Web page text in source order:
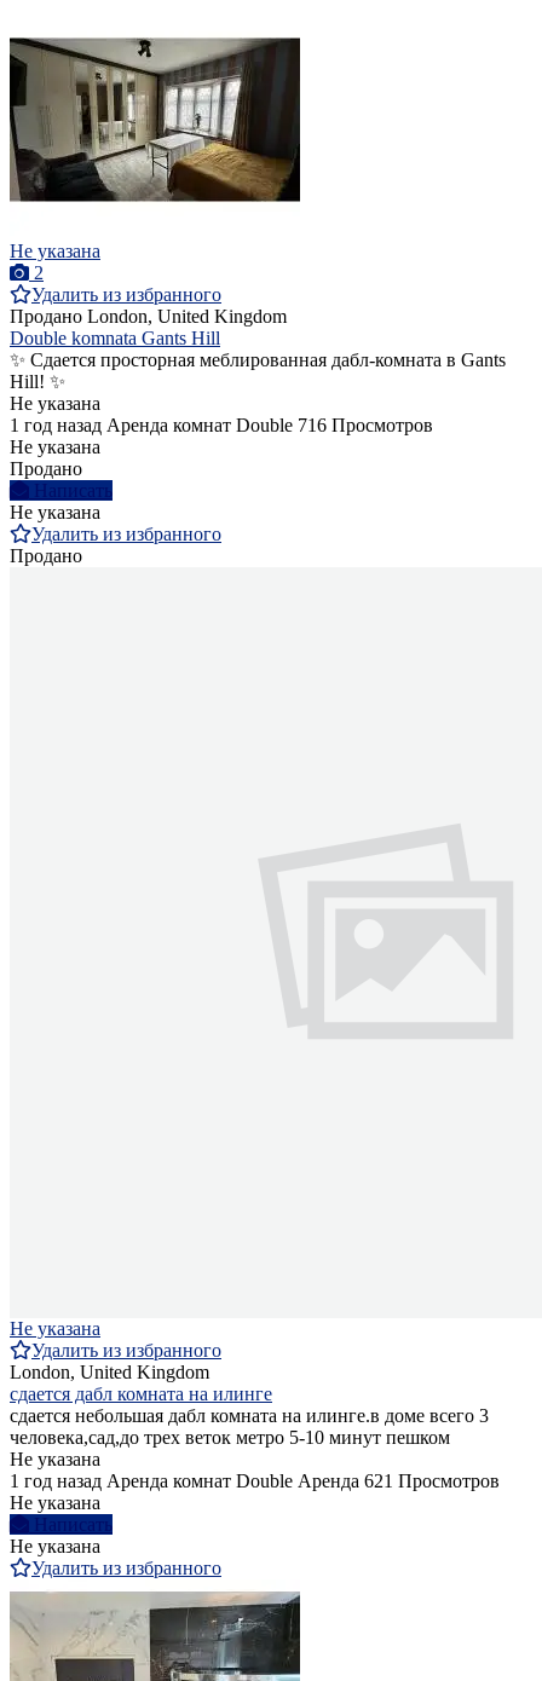
Не указана
2
Удалить из избранного
Продано London, United Kingdom
Double komnata Gants Hill
✨ Сдается просторная меблированная дабл-комната в Gants
Hill! ✨
Не указана
1 год назад Аренда комнат Double 716 Просмотров
Не указана
Продано
Написать
Не указана
Удалить из избранного
Продано
Не указана
Удалить из избранного
London, United Kingdom
сдается дабл комната на илинге
сдается небольшая дабл комната на илинге.в доме всего 3
человека,сад,до трех веток метро 5-10 минут пешком
Не указана
1 год назад Аренда комнат Double Аренда 621 Просмотров
Не указана
Написать
Не указана
Удалить из избранного